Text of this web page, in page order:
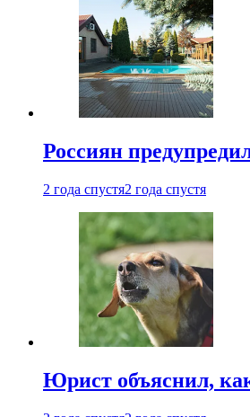
Россиян
2 года спустя2 года спустя
Юрист объяснил, как